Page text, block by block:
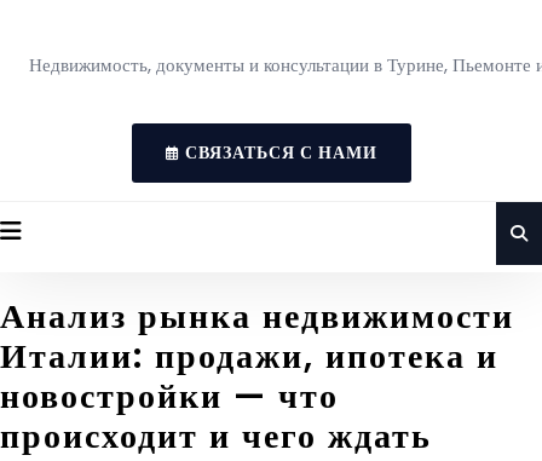
Недвижимость, документы и консультации в Турине, Пьемонте
СВЯЗАТЬСЯ С НАМИ
Анализ рынка недвижимости
Италии: продажи, ипотека и
новостройки — что
происходит и чего ждать